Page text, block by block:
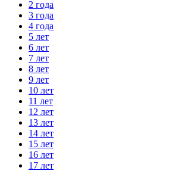
2 года
3 года
4 года
5 лет
6 лет
7 лет
8 лет
9 лет
10 лет
11 лет
12 лет
13 лет
14 лет
15 лет
16 лет
17 лет